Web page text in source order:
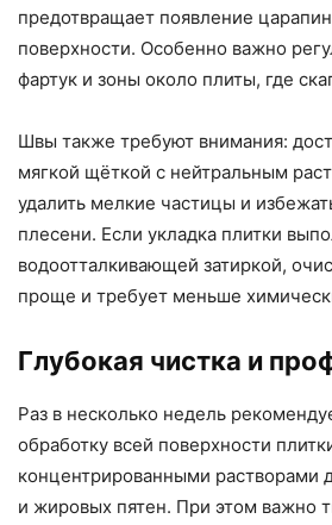
предотвращает появление
поверхности. Особенно важно
фартук и зоны около плиты, где
Швы также требуют внимания:
мягкой щёткой с нейтральным
удалить мелкие частицы и
плесени. Если укладка плитки
водоотталкивающей затиркой,
проще и требует меньше
Глубокая чистка и
Раз в несколько недель
обработку всей поверхности
концентрированными растворами
и жировых пятен. При этом важно